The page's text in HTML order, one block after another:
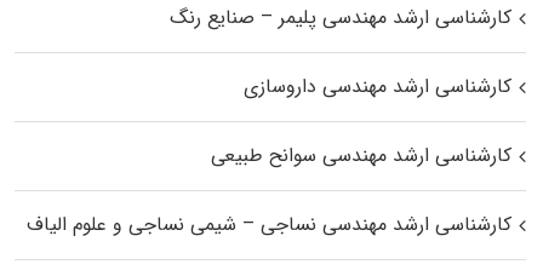
کارشناسی ارشد مهندسی پلیمر – صنایع رنگ
کارشناسی ارشد مهندسی داروسازی
کارشناسی ارشد مهندسی سوانح طبیعی
کارشناسی ارشد مهندسی نساجی – شیمی نساجی و علوم الیاف